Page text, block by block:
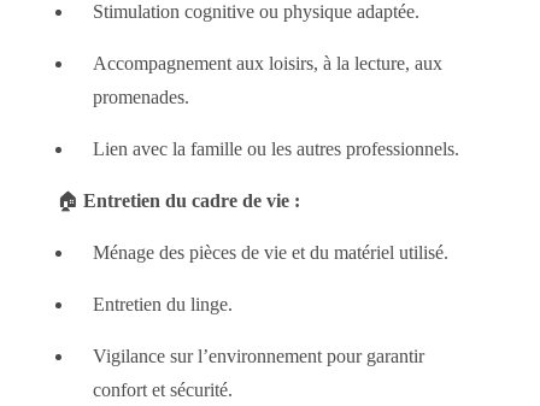
Stimulation cognitive ou physique adaptée.
Accompagnement aux loisirs, à la lecture, aux
promenades.
Lien avec la famille ou les autres professionnels.
🏠Entretien du cadre de vie :
Ménage des pièces de vie et du matériel utilisé.
Entretien du linge.
Vigilance sur l’environnement pour garantir
confort et sécurité.